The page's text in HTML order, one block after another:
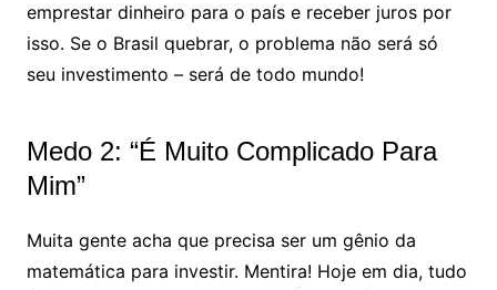
emprestar dinheiro para o país e receber juros por
isso. Se o Brasil quebrar, o problema não será só
seu investimento – será de todo mundo!
Medo 2: “É Muito Complicado Para
Mim”
Muita gente acha que precisa ser um gênio da
matemática para investir. Mentira! Hoje em dia, tudo